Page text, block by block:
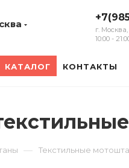
г.
10:00 -
КАТАЛОГ КОНТАКТЫ
— Текстильные